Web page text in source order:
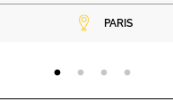
PARIS